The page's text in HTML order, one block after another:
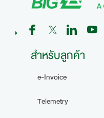
สำหรับลูกค้า
e-Invoice
Telemetry